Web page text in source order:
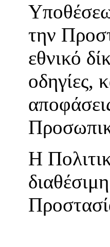
την
εθνικό
οδηγίες,
Η